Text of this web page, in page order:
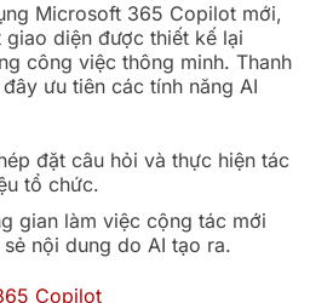
Microsoft 365 Copilot mới,
diện được thiết kế lại
công việc thông minh. Thanh
ưu tiên các tính năng AI
đặt câu hỏi và thực hiện tác
tổ chức.
gian làm việc cộng tác mới
nội dung do AI tạo ra.